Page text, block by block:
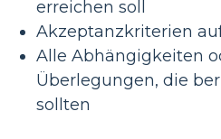
erreichen soll
Akzeptanzkriterien
Alle Abhängigkeiten
Überlegungen, die
sollten